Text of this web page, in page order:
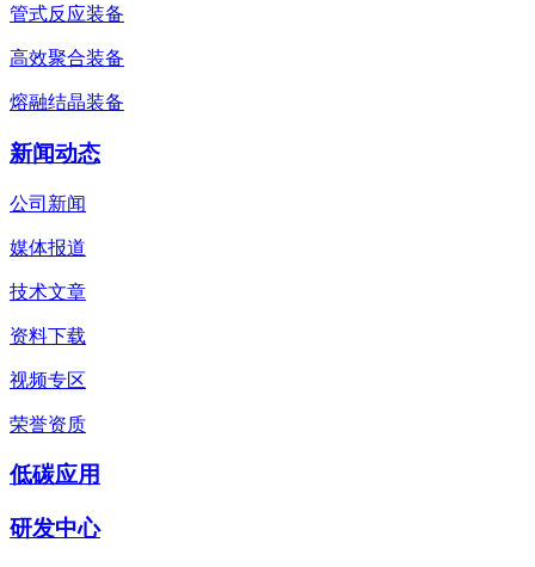
管式反应装备
高效聚合装备
熔融结晶装备
新闻动态
公司新闻
媒体报道
技术文章
资料下载
视频专区
荣誉资质
低碳应用
研发中心